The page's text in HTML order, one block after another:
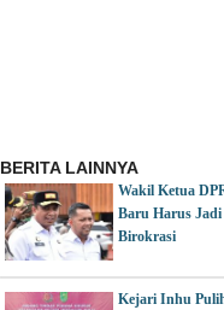
BERITA LAINNYA
Wakil Ketua
Baru Harus
Birokrasi
Kejari Inhu